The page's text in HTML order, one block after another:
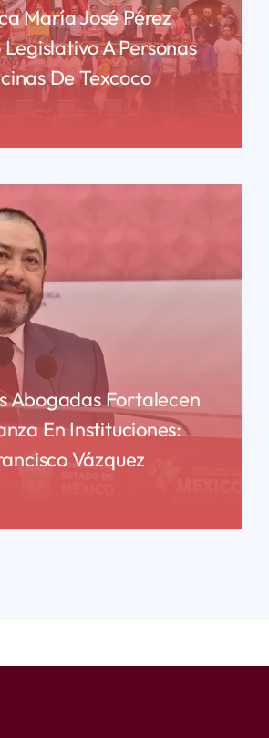
María José Pérez
A Personas
De Texcoco
Abogadas Fortalecen
En Instituciones:
Vázquez